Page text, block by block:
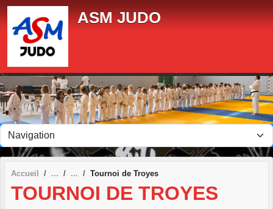
ASM JUDO
Accueil Tournoi de Troyes
TOURNOI DE TROYES
Panneau de gestion des cookies